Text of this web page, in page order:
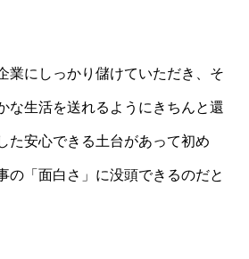
業にしっかり儲けていただき、そ
な生活を送れるようにきちんと還
た安心できる土台があって初め
の「面白さ」に没頭できるのだと